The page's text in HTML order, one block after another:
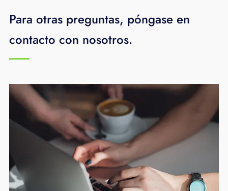
Para otras preguntas, póngase en
contacto con nosotros.